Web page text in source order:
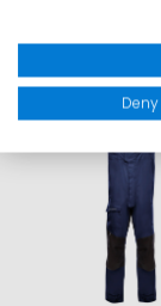
SALE
Deny